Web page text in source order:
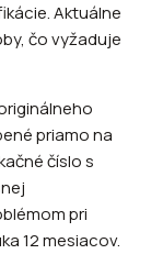
Aktuálne
čo vyžaduje
priamo na
číslo s
pri
12 mesiacov.